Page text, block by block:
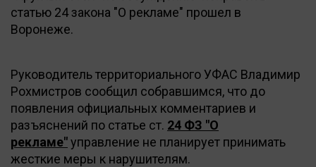
статью 24 закона "О рекламе" прошел в
Воронеже.
Руководитель территориального УФАС Владимир
Рохмистров сообщил собравшимся, что до
появления официальных комментариев и
разъяснений по статье ст. 24 ФЗ "О
рекламе"управление не планирует принимать
жесткие меры к нарушителям.